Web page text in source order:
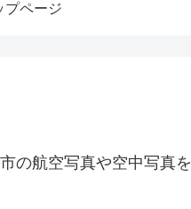
プページ
の航空写真や空中写真を